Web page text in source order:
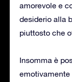
amorevole e
desiderio alla
piuttosto che
Insomma è
emotivamente